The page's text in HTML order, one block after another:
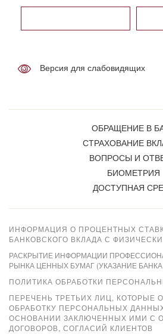
Версия для слабовидящих
ОБРАЩЕНИЕ В
СТРАХОВАНИЕ
ВОПРОСЫ И
БИОМЕТРИЯ
ДОСТУПНАЯ
ИНФОРМАЦИЯ О ПРОЦЕНТНЫХ
БАНКОВСКОГО ВКЛАДА С
РАСКРЫТИЕ ИНФОРМАЦИИ
РЫНКА ЦЕННЫХ БУМАГ (УКАЗАНИЕ
ПОЛИТИКА ОБРАБОТКИ
ПЕРЕЧЕНЬ ТРЕТЬИХ ЛИЦ, КОТОРЫЕ
ОБРАБОТКУ ПЕРСОНАЛЬНЫХ
ОСНОВАНИИ ЗАКЛЮЧЕННЫХ ИМИ С
ДОГОВОРОВ, СОГЛАСИЙ КЛИЕНТОВ